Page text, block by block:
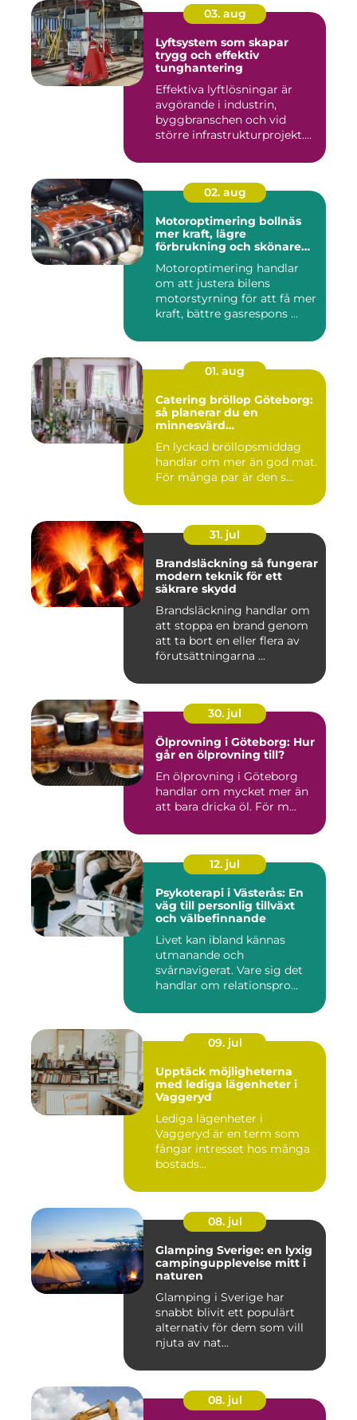
03. aug
Lyftsystem som skapar
trygg och effektiv
tunghantering
Effektiva lyftlösningar är
avgörande i industrin,
byggbranschen och vid
större infrastrukturprojekt....
02. aug
Motoroptimering bollnäs
mer kraft, lägre
förbrukning och skönare
Motoroptimering handlar
om att justera bilens
motorstyrning för att få mer
kraft, bättre gasrespons ...
01. aug
Catering bröllop Göteborg:
så planerar du en
minnesvärd
En lyckad bröllopsmiddag
handlar om mer än god mat.
För många par är den s...
31. jul
Brandsläckning så fungerar
modern teknik för ett
säkrare skydd
Brandsläckning handlar om
att stoppa en brand genom
att ta bort en eller flera av
förutsättningarna ...
30. jul
Ölprovning i Göteborg: Hur
går en ölprovning till?
En ölprovning i Göteborg
handlar om mycket mer än
att bara dricka öl. För m...
12. jul
Psykoterapi i Västerås: En
väg till personlig tillväxt
och välbefinnande
Livet kan ibland kännas
utmanande och
svårnavigerat. Vare sig det
handlar om relationspro...
09. jul
Upptäck möjligheterna
med lediga lägenheter i
Vaggeryd
Lediga lägenheter i
Vaggeryd är en term som
fångar intresset hos många
bostads...
08. jul
Glamping Sverige: en lyxig
campingupplevelse mitt i
naturen
Glamping i Sverige har
snabbt blivit ett populärt
alternativ för dem som vill
njuta av nat...
08. jul